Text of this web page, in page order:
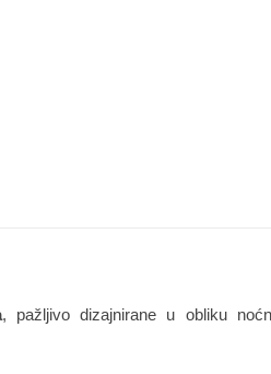
, pažljivo dizajnirane u obliku